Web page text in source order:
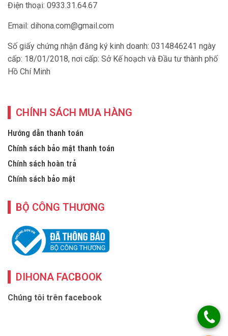
Điện thoại: 0933.31.64.67
Email: dihona.com@gmail.com
Số giấy chứng nhận đăng ký kinh doanh: 0314846241 ngày
cấp: 18/01/2018, nơi cấp: Sở Kế hoạch và Đầu tư thành phố
Hồ Chí Minh
CHÍNH SÁCH MUA HÀNG
Hướng dẫn thanh toán
Chính sách bảo mật thanh toán
Chính sách hoàn trả
Chính sách bảo mật
BỘ CÔNG THƯƠNG
DIHONA FACBOOK
Chúng tôi trên facebook